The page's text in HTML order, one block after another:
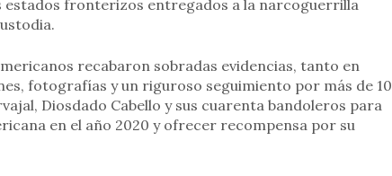
fronterizos entregados a la narcoguerrilla
recabaron sobradas evidencias, tanto en
fotografías y un riguroso seguimiento por más de 10
Diosdado Cabello y sus cuarenta bandoleros para
en el año 2020 y ofrecer recompensa por su